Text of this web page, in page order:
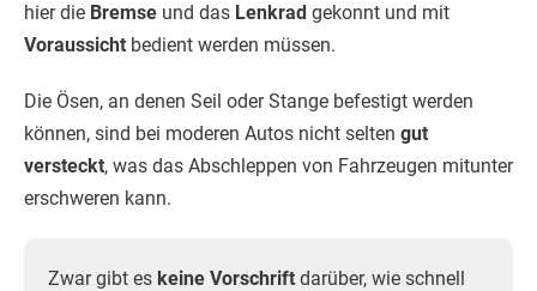
hier die Bremse und das Lenkrad gekonnt und mit
Voraussicht bedient werden müssen.
Die Ösen, an denen Seil oder Stange befestigt werden
können, sind bei moderen Autos nicht selten gut
versteckt, was das Abschleppen von Fahrzeugen mitunter
erschweren kann.
Zwar gibt es keine Vorschrift darüber, wie schnell